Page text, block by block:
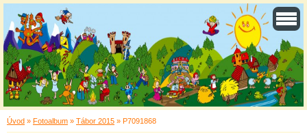
Úvod » Fotoalbum » Tábor 2015 » P7091868